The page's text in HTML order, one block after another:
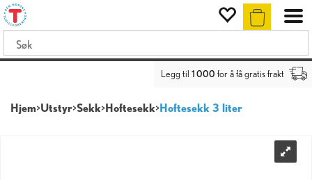
Legg til 1 000 for å få gratis frakt
Hjem>Utstyr>Sekk>Hoftesekk>Hoftesekk 3 liter